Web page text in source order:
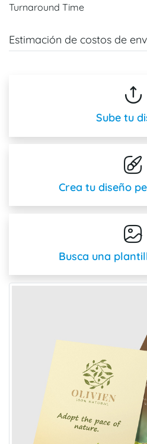
Turnaround Time
Estimación de costos de
Sube tu
Crea tu diseño
Busca una